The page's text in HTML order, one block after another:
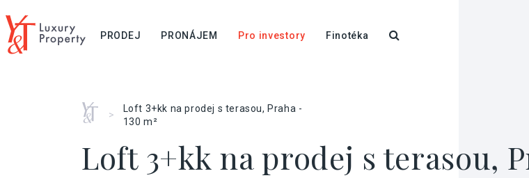
PRODEJ PRONÁJEM Pro investory Finotéka
Home
>
Loft 3+kk na prodej s terasou, Praha -
130 m²
Loft 3+kk na prodej s terasou,